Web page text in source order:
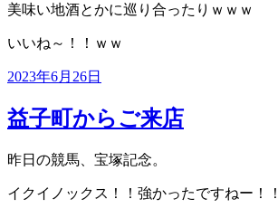
美味い地酒とかに巡り合ったりｗｗｗ
いいね～！！ｗｗ
投
日:
2023年6月26日
益子町からご来店
昨日の競馬、宝塚記念。
イクイノックス！！強かったですねー！！